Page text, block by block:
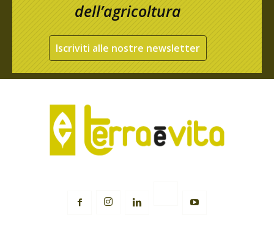
dell’agricoltura
Iscriviti alle nostre newsletter